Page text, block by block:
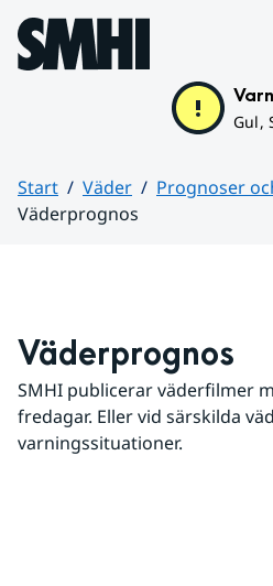
Hoppa till sidans innehåll
Gul,
Start Väder
Prognoser
Väderprognos
Väderprognos
SMHI publicerar väderfilmer
fredagar. Eller vid särskilda
varningssituationer.